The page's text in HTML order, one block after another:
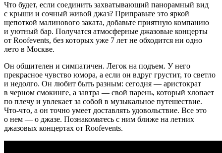
Что будет, если соединить захватывающий панорамный вид
с крыши и сочный живой джаз? Приправьте это яркой
щепоткой малинового заката, добавьте приятную компанию
и уютный бар. Получатся атмосферные джазовые концерты
от Roofevents, без которых уже 7 лет не обходится ни одно
лето в Москве.
Он общителен и симпатичен. Легок на подъем. У него
прекрасное чувство юмора, а если он вдруг грустит, то светло
и недолго. Он любит быть разным: сегодня — аристократ
в черном смокинге, а завтра — свой парень, который хлопает
по плечу и увлекает за собой в музыкальное путешествие.
Что-что, а он точно умеет доставлять удовольствие. Все это
о нем — о джазе. Познакомьтесь с ним ближе на летних
джазовых концертах от Roofevents.